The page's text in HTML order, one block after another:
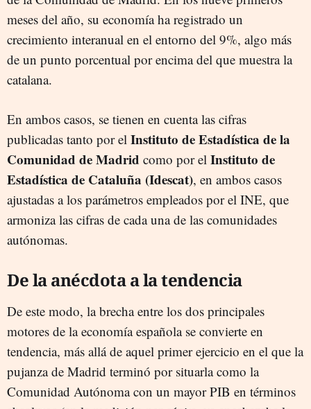
meses del año, su economía ha registrado un
crecimiento interanual en el entorno del 9%, algo más
de un punto porcentual por encima del que muestra la
catalana.
En ambos casos, se tienen en cuenta las cifras
publicadas tanto por el Instituto de Estadística de la
Comunidad de Madrid como por el Instituto de
Estadística de Cataluña (Idescat), en ambos casos
ajustadas a los parámetros empleados por el INE, que
armoniza las cifras de cada una de las comunidades
autónomas.
De la anécdota a la tendencia
De este modo, la brecha entre los dos principales
motores de la economía española se convierte en
tendencia, más allá de aquel primer ejercicio en el que la
pujanza de Madrid terminó por situarla como la
Comunidad Autónoma con un mayor PIB en términos